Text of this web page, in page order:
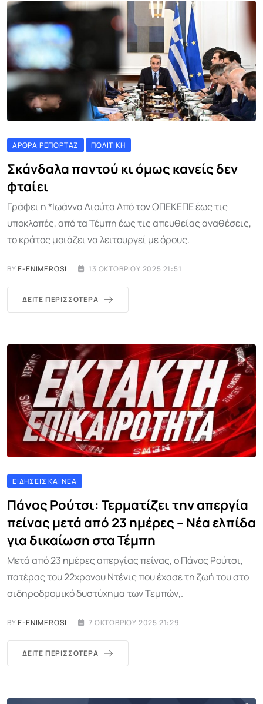
ΆΡΘΡΑ ΡΕΠΟΡΤΆΖ ΠΟΛΙΤΙΚΉ
Σκάνδαλα παντού κι όμως κανείς δεν
φταίει
Γράφει η *Ιωάννα Λιούτα Από τον ΟΠΕΚΕΠΕ έως τις
υποκλοπές, από τα Τέμπη έως τις απευθείας αναθέσεις,
το κράτος μοιάζει να λειτουργεί με όρους.
BYE-ENIMEROSI 13 ΟΚΤΩΒΡΊΟΥ 2025 21:51
ΔΕΊΤΕ ΠΕΡΙΣΣΌΤΕΡΑ
ΕΙΔΉΣΕΙΣ ΚΑΙ ΝΈΑ
Πάνος Ρούτσι: Τερματίζει την απεργία
πείνας μετά από 23 ημέρες – Νέα ελπίδα
για δικαίωση στα Τέμπη
Μετά από 23 ημέρες απεργίας πείνας, ο Πάνος Ρούτσι,
πατέρας του 22χρονου Ντένις που έχασε τη ζωή του στο
σιδηροδρομικό δυστύχημα των Τεμπών,.
BYE-ENIMEROSI 7 ΟΚΤΩΒΡΊΟΥ 2025 21:29
ΔΕΊΤΕ ΠΕΡΙΣΣΌΤΕΡΑ